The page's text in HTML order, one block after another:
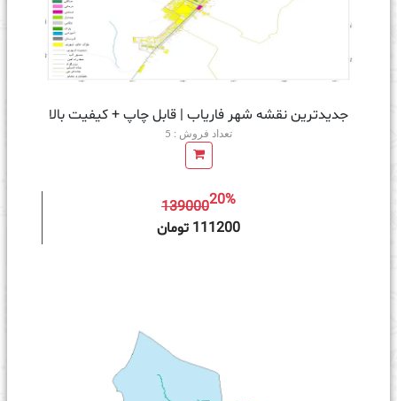
جدیدترین نقشه شهر فاریاب | قابل چاپ + کیفیت بالا
تعداد فروش : 5
13900020%
111200 تومان